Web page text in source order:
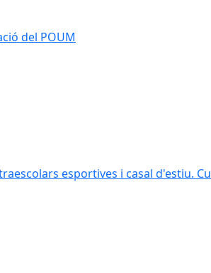
del POUM
esportives i casal d'estiu.